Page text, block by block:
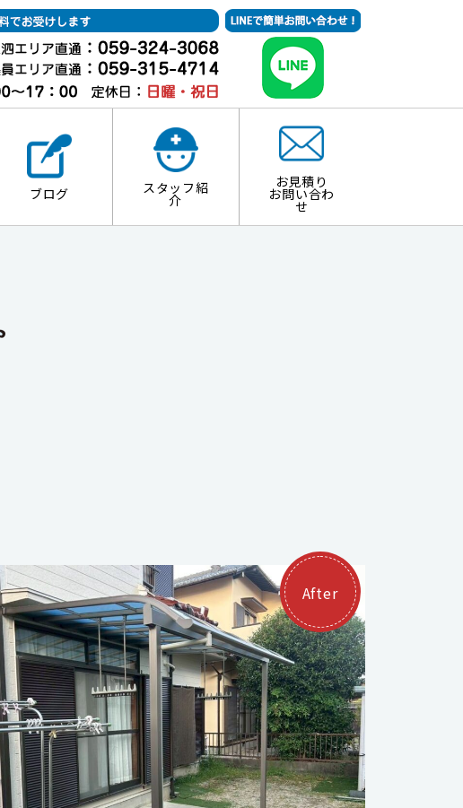
ブログ スタッフ紹
介
お見積り
お問い合わ
せ
After